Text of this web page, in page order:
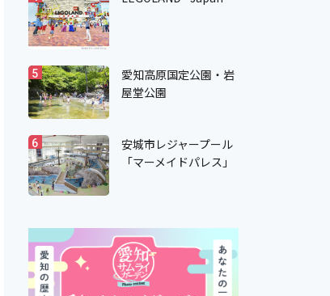
5
愛知高原国定公園・岩
屋堂公園
6
安城市レジャープール
「マーメイドパレス」